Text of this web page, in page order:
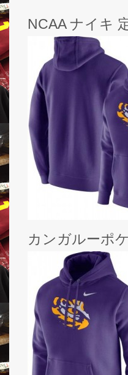
NCAA ナイキ
カンガルーポ